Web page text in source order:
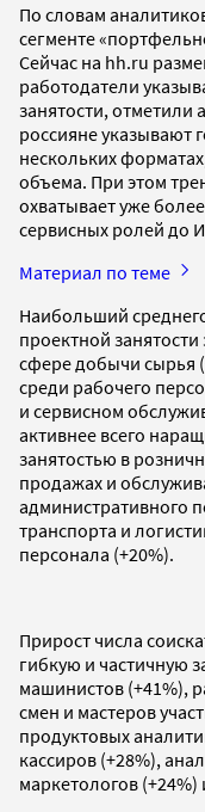
По словам
сегменте
Сейчас на hh.ru
работодатели
занятости,
россияне указывают
нескольких
объема. При этом
охватывает уже
сервисных ролей до
Материал по теме
Наибольший
проектной
сфере добычи сырья
среди рабочего
и сервисном
активнее всего
занятостью в
продажах и
административного
транспорта и
персонала (+20%).
Прирост числа
гибкую и частичную
машинистов (+41%),
смен и мастеров
продуктовых
кассиров (+28%),
маркетологов (+24%)